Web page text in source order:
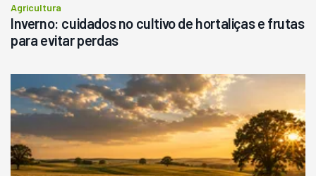
Agricultura
Inverno: cuidados no cultivo de hortaliças e frutas
para evitar perdas